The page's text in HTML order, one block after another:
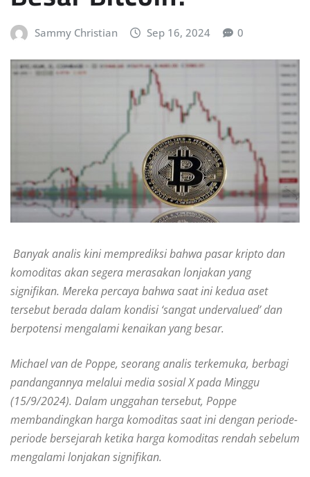
Sammy Christian Sep 16, 2024 0
Banyak analis kini memprediksi bahwa pasar kripto dan
komoditas akan segera merasakan lonjakan yang
signifikan. Mereka percaya bahwa saat ini kedua aset
tersebut berada dalam kondisi ‘sangat undervalued’ dan
berpotensi mengalami kenaikan yang besar.
Michael van de Poppe, seorang analis terkemuka, berbagi
pandangannya melalui media sosial X pada Minggu
(15/9/2024). Dalam unggahan tersebut, Poppe
membandingkan harga komoditas saat ini dengan periode-
periode bersejarah ketika harga komoditas rendah sebelum
mengalami lonjakan signifikan.